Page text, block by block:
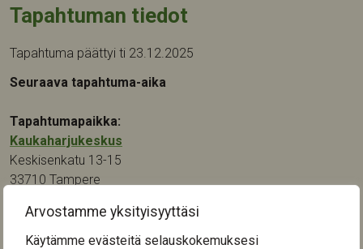
Arvostamme yksityisyyttäsi
Käytämme evästeitä selauskokemuksesi
Tapahtuman tiedot
Tapahtuma päättyi ti 23.12.2025
Seuraava tapahtuma-aika
Tapahtumapaikka:
Kaukaharjukeskus
Keskisenkatu 13-15
33710 Tampere
Kategoriat:
Kulttuuri,Liikunta,Muistikuntoutus,Tanssi,Yhteisötoiminta